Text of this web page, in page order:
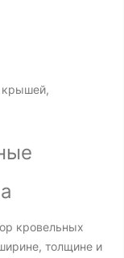
крышей,
кровельных
толщине и